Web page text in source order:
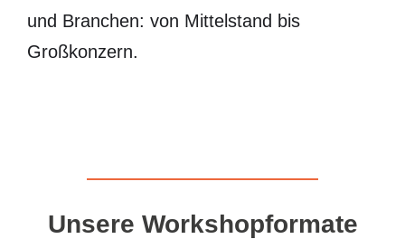
und Branchen: von Mittelstand bis
Großkonzern.
Unsere Workshopformate